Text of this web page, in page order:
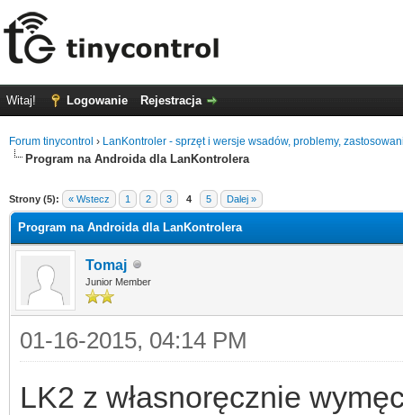
Witaj! Logowanie Rejestracja
Forum tinycontrol › LanKontroler - sprzęt i wersje wsadów, problemy,
Program na Androida dla LanKontrolera
Strony (5): « Wstecz 1 2 3 4 5 Dalej »
Program na Androida dla LanKontrolera
Tomaj
Junior Member
01-16-2015, 04:14 PM
LK2 z własnoręcznie